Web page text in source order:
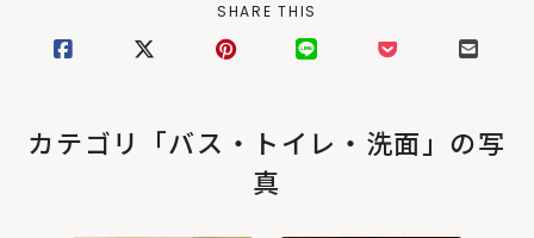
SHARE THIS
カテゴリ「バス・トイレ・洗面」の写
真